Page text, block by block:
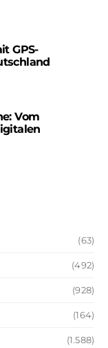
GPS-
Vom
(63)
(492)
(928)
(164)
(1.588)